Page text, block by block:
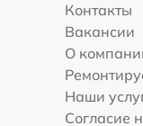
Контакты
Вакансии
О
Наши
Согласие